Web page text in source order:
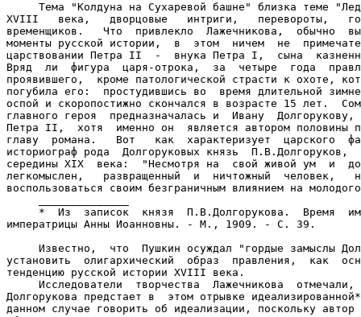
Тема "Колдуна на Сухаревой башне" близка теме
XVIII   века,   дворцовые   интриги,   перевороты,
временщиков.   Что  привлекло  Лажечникова,  обычно
моменты русской истории,  в  этом  ничем  не
царствовании Петра II  -  внука Петра I,  сына
Вряд  ли  фигура  царя-отрока,  за  четыре  года
проявившего,  кроме патологической страсти к охоте,
погубила его:  простудившись во  время длительной
оспой и скоропостижно скончался в возрасте 15 лет.
главного героя  предназначалась и  Ивану  Долгорукову,
Петра II,  хотя  именно он  является автором половины
главу  романа.   Вот   как  характеризует  царского
историограф рода  Долгоруковых князь  П.В.Долгоруков,
середины XIX  века:  "Несмотря на  свой живой ум  и
легкомыслен,   развращенный  и  ничтожный  человек,
воспользоваться своим безграничным влиянием на
*  Из  записок  князя  П.В.Долгорукова.  Время
императрицы Анны Иоанновны. - М., 1909. - С. 39.
Известно,  что  Пушкин осуждал "гордые замыслы
установить  олигархический  образ  правления,  как
тенденцию русской истории XVIII века.
Исследователи  творчества  Лажечникова  отмечали,
Долгорукова предстает в  этом отрывке
данном случае говорить об идеализации, поскольку